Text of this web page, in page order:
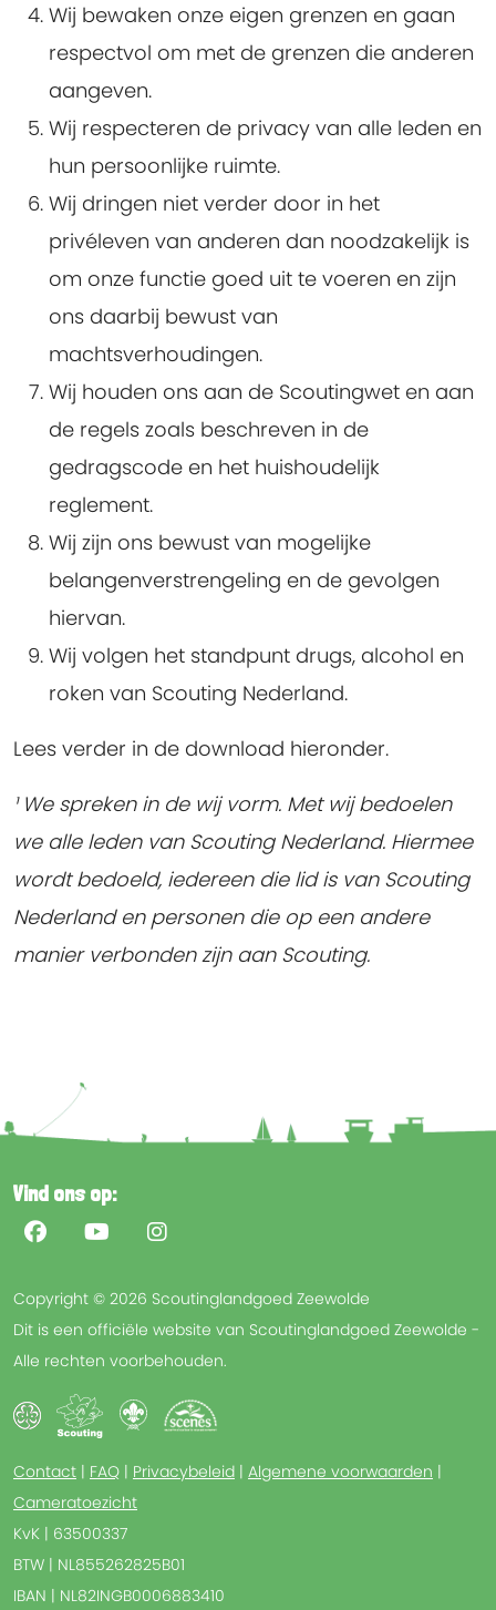
Wij bewaken onze eigen grenzen en gaan
respectvol om met de grenzen die anderen
aangeven.
Wij respecteren de privacy van alle leden en
hun persoonlijke ruimte.
Wij dringen niet verder door in het
privéleven van anderen dan noodzakelijk is
om onze functie goed uit te voeren en zijn
ons daarbij bewust van
machtsverhoudingen.
Wij houden ons aan de Scoutingwet en aan
de regels zoals beschreven in de
gedragscode en het huishoudelijk
reglement.
Wij zijn ons bewust van mogelijke
belangenverstrengeling en de gevolgen
hiervan.
Wij volgen het standpunt drugs, alcohol en
roken van Scouting Nederland.
Lees verder in de download hieronder.
¹ We spreken in de wij vorm. Met wij bedoelen
we alle leden van Scouting Nederland. Hiermee
wordt bedoeld, iedereen die lid is van Scouting
Nederland en personen die op een andere
manier verbonden zijn aan Scouting.
Vind ons op:
Copyright © 2026 Scoutinglandgoed Zeewolde
Dit is een officiële website van Scoutinglandgoed Zeewolde -
Alle rechten voorbehouden.
Contact | FAQ | Privacybeleid | Algemene voorwaarden |
Cameratoezicht
KvK | 63500337
BTW | NL855262825B01
IBAN | NL82INGB0006883410